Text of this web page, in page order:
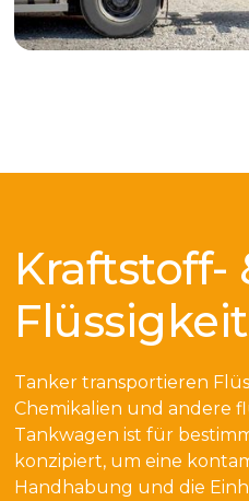
Kraftstoff-
Tanker transportieren
Chemikalien und andere
Tankwagen ist für
konzipiert, um eine
Handhabung und die